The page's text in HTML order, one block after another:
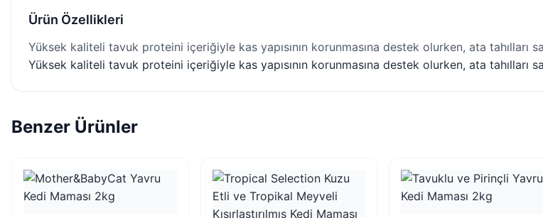
Ürün Özellikleri
Yüksek kaliteli tavuk proteini içeriğiyle kas yapısının korunmasına destek olurken, ata tahılları
Yüksek kaliteli tavuk proteini içeriğiyle kas yapısının korunmasına destek olurken, ata tahılları
Benzer Ürünler